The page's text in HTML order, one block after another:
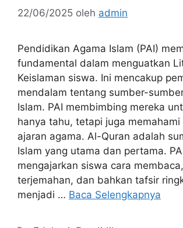
22/06/2025 oleh admin
Pendidikan Agama Islam (PAI)
fundamental dalam menguatkan
Keislaman siswa. Ini mencakup
mendalam tentang sumber-
Islam. PAI membimbing mereka
hanya tahu, tetapi juga
ajaran agama. Al-Quran adalah
Islam yang utama dan pertama.
mengajarkan siswa cara
terjemahan, dan bahkan tafsir
menjadi … Baca Selengkapnya